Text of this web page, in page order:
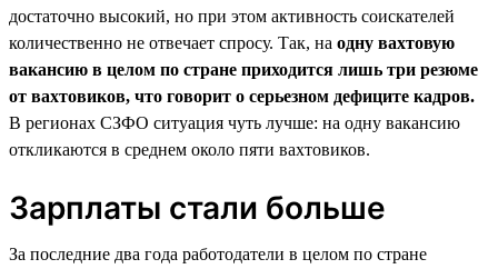
достаточно высокий, но при этом активность соискателей
количественно не отвечает спросу. Так, на одну вахтовую
вакансию в целом по стране приходится лишь три резюме
от вахтовиков, что говорит о серьезном дефиците кадров.
В регионах СЗФО ситуация чуть лучше: на одну вакансию
откликаются в среднем около пяти вахтовиков.
Зарплаты стали больше
За последние два года работодатели в целом по стране